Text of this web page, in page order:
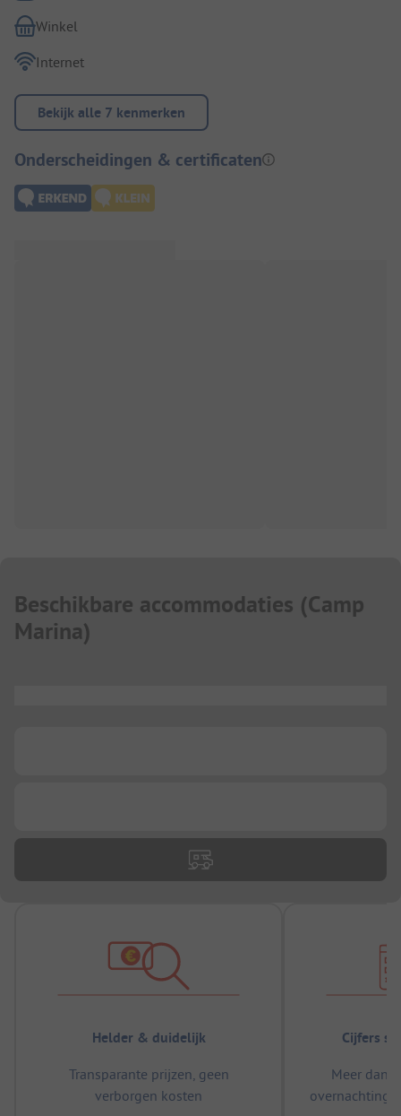
Winkel
Internet
Bekijk alle 7 kenmerken
Onderscheidingen & certificaten
Beschikbare accommodaties (Camp
Marina)
Helder & duidelijk
Transparante prijzen, geen
verborgen kosten
Cijfers
Meer dan